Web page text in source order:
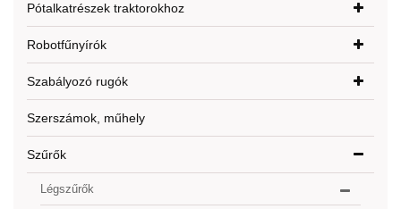
Pótalkatrészek traktorokhoz
Robotfűnyírók
Szabályozó rugók
Szerszámok, műhely
Szűrők
Légszűrők